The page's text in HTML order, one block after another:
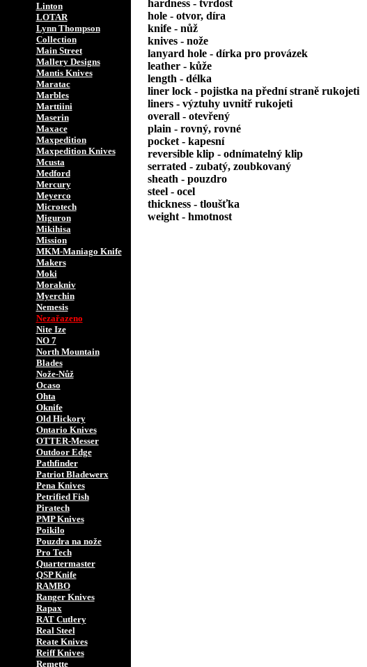
Linton
LOTAR
Lynn Thompson
Collection
Main Street
Mallery Designs
Mantis Knives
Maratac
Marbles
Marttiini
Maserin
Maxace
Maxpedition
Maxpedition Knives
Mcusta
Medford
Mercury
Meyerco
Microtech
Miguron
Mikihisa
Mission
MKM-Maniago Knife
Makers
Moki
Morakniv
Myerchin
Nemesis
Nezařazeno
Nite Ize
NO 7
North Mountain
Blades
Nože-Nůž
Ocaso
Ohta
Oknife
Old Hickory
Ontario Knives
OTTER-Messer
Outdoor Edge
Pathfinder
Patriot Bladewerx
Pena Knives
Petrified Fish
Piratech
PMP Knives
Poikilo
Pouzdra na nože
Pro Tech
Quartermaster
QSP Knife
RAMBO
Ranger Knives
Rapax
RAT Cutlery
Real Steel
Reate Knives
Reiff Knives
Remette
hardness - tvrdost
hole - otvor, díra
knife - nůž
knives - nože
lanyard hole - dírka pro provázek
leather - kůže
length - délka
liner lock - pojistka na přední straně rukojeti
liners - výztuhy uvnitř rukojeti
overall - otevřený
plain - rovný, rovné
pocket - kapesní
reversible klip - odnímatelný klip
serrated - zubatý, zoubkovaný
sheath - pouzdro
steel - ocel
thickness - tloušťka
weight - hmotnost